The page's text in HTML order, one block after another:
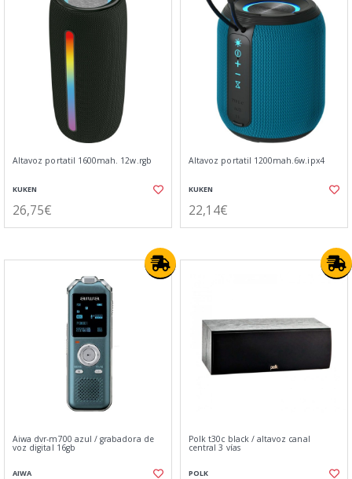
Altavoz portatil 1600mah. 12w.rgb
KUKEN
26,75€
Altavoz portatil 1200mah.6w.ipx4
KUKEN
22,14€
Aiwa dvr-m700 azul / grabadora de
voz digital 16gb
AIWA
Polk t30c black / altavoz canal
central 3 vías
POLK